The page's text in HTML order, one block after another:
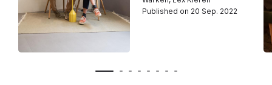
Published on 20 Sep. 2022